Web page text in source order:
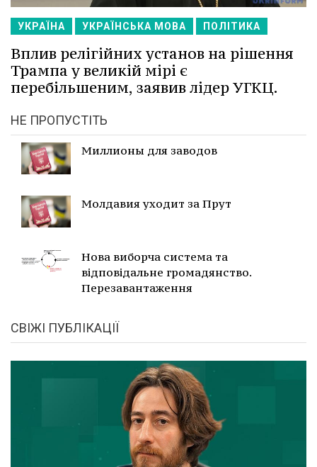
УКРАЇНА УКРАЇНСЬКА МОВА ПОЛІТИКА
Вплив релігійних установ на рішення
Трампа у великій мірі є
перебільшеним, заявив лідер УГКЦ.
НЕ ПРОПУСТІТЬ
Миллионы для заводов
Молдавия уходит за Прут
Нова виборча система та
відповідальне громадянство.
Перезавантаження
СВІЖІ ПУБЛІКАЦІЇ